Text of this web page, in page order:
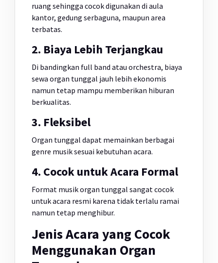
ruang sehingga cocok digunakan di aula
kantor, gedung serbaguna, maupun area
terbatas.
2. Biaya Lebih Terjangkau
Di bandingkan full band atau orchestra, biaya
sewa organ tunggal jauh lebih ekonomis
namun tetap mampu memberikan hiburan
berkualitas.
3. Fleksibel
Organ tunggal dapat memainkan berbagai
genre musik sesuai kebutuhan acara.
4. Cocok untuk Acara Formal
Format musik organ tunggal sangat cocok
untuk acara resmi karena tidak terlalu ramai
namun tetap menghibur.
Jenis Acara yang Cocok
Menggunakan Organ